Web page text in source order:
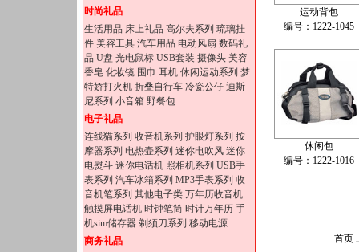
时尚礼品
生活用品 床上礼品 高尔夫系列 琉璃挂
件 美容工具 汽车用品 电动风扇 数码礼
品 U盘 光电鼠标 USB套装 摄像头 美容
香皂 化妆镜 围巾 耳机 休闲运动系列 梦
特娇打火机 折叠自行车 冷瓷公仔 迪斯
尼系列 小音箱 野餐包
电子礼品
连线猫系列 收音机系列 护眼灯系列 按
摩器系列 电热壶系列 迷你电吹风 迷你
电熨斗 迷你电话机 照相机系列 USB手
表系列 汽车冰箱系列 MP3手表系列 收
音机笔系列 其他电子类 万年历收音机
触摸屏电话机 时钟笔筒 时计万年历 手
机sim储存器 剃须刀系列 移动电源
商务礼品
运动背包
编号：1222-1045
休闲包
编号：1222-1016
首页